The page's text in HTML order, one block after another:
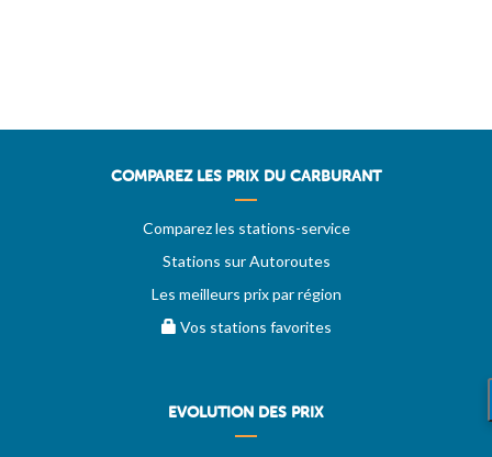
COMPAREZ LES PRIX DU CARBURANT
Comparez les stations-service
Stations sur Autoroutes
Les meilleurs prix par région
Vos stations favorites
EVOLUTION DES PRIX